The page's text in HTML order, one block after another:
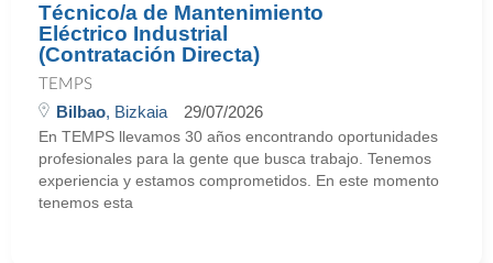
Técnico/a de Mantenimiento
Eléctrico Industrial
(Contratación Directa)
TEMPS
Bilbao, Bizkaia 29/07/2026
En TEMPS llevamos 30 años encontrando oportunidades
profesionales para la gente que busca trabajo. Tenemos
experiencia y estamos comprometidos. En este momento
tenemos esta